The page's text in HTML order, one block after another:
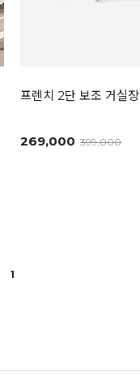
프렌치 2단 보조 거실장
269,000 399,000
1